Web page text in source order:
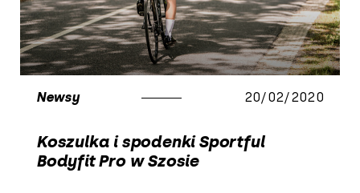
Newsy 20/02/2020
Koszulka i spodenki Sportful
Bodyfit Pro w Szosie